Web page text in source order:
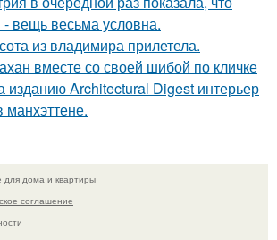
вещь весьма условна.
из владимира прилетела.
вместе со своей шибой по кличке
изданию Architectural Digest интерьер
манхэттене.
дома и квартиры
соглашение